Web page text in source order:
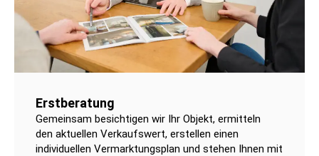
Erstberatung
Gemeinsam besichtigen wir Ihr Objekt, ermitteln
den aktuellen Verkaufswert, erstellen einen
individuellen Vermarktungsplan und stehen Ihnen mit